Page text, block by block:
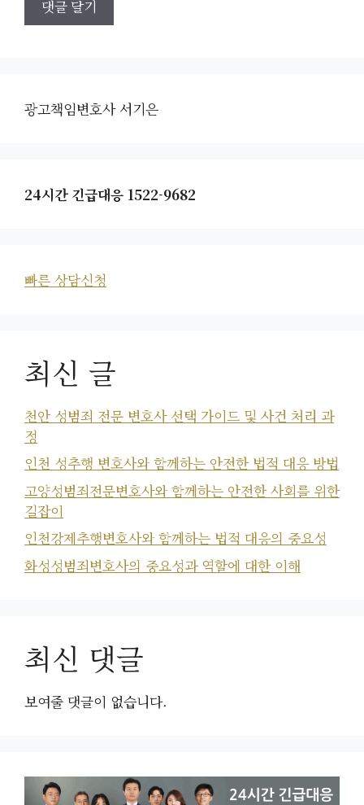
광고책임변호사 서기은
24시간 긴급대응 1522-9682
빠른 상담신청
최신 글
천안 성범죄 전문 변호사 선택 가이드 및 사건 처리 과
정
인천 성추행 변호사와 함께하는 안전한 법적 대응 방법
고양성범죄전문변호사와 함께하는 안전한 사회를 위한
길잡이
인천강제추행변호사와 함께하는 법적 대응의 중요성
화성성범죄변호사의 중요성과 역할에 대한 이해
최신 댓글
보여줄 댓글이 없습니다.